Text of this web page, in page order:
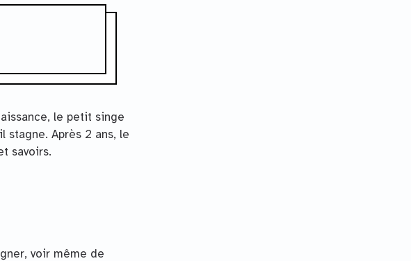
le petit singe
stagne. Après 2 ans, le
savoirs.
voir même de